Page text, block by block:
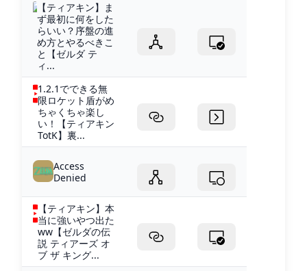
【ティアキン】ま
ず最初に何をした
らいい？序盤の進
め方とやるべきこ
と【ゼルダ テ
ィ...
1.2.1でできる無
限ロケット盾がめ
ちゃくちゃ楽し
い！【ティアキン
TotK】裏...
Access
Denied
【ティアキン】本
当に強いやつ出た
ww【ゼルダの伝
説 ティアーズ オ
ブ ザ キング...